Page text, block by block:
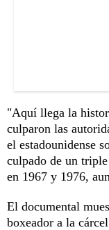
"Aquí llega la
culparon las
el estadounidense
culpado de un
en 1967 y 1976,
El documental
boxeador a la